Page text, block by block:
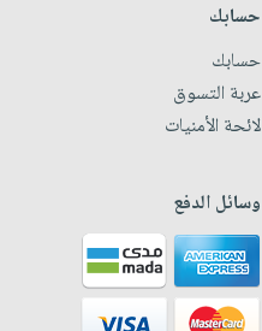
حسابك
حسابك
عربة التسوق
لائحة الأمنيات
وسائل الدفع